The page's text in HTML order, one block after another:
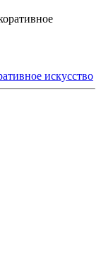
искусство